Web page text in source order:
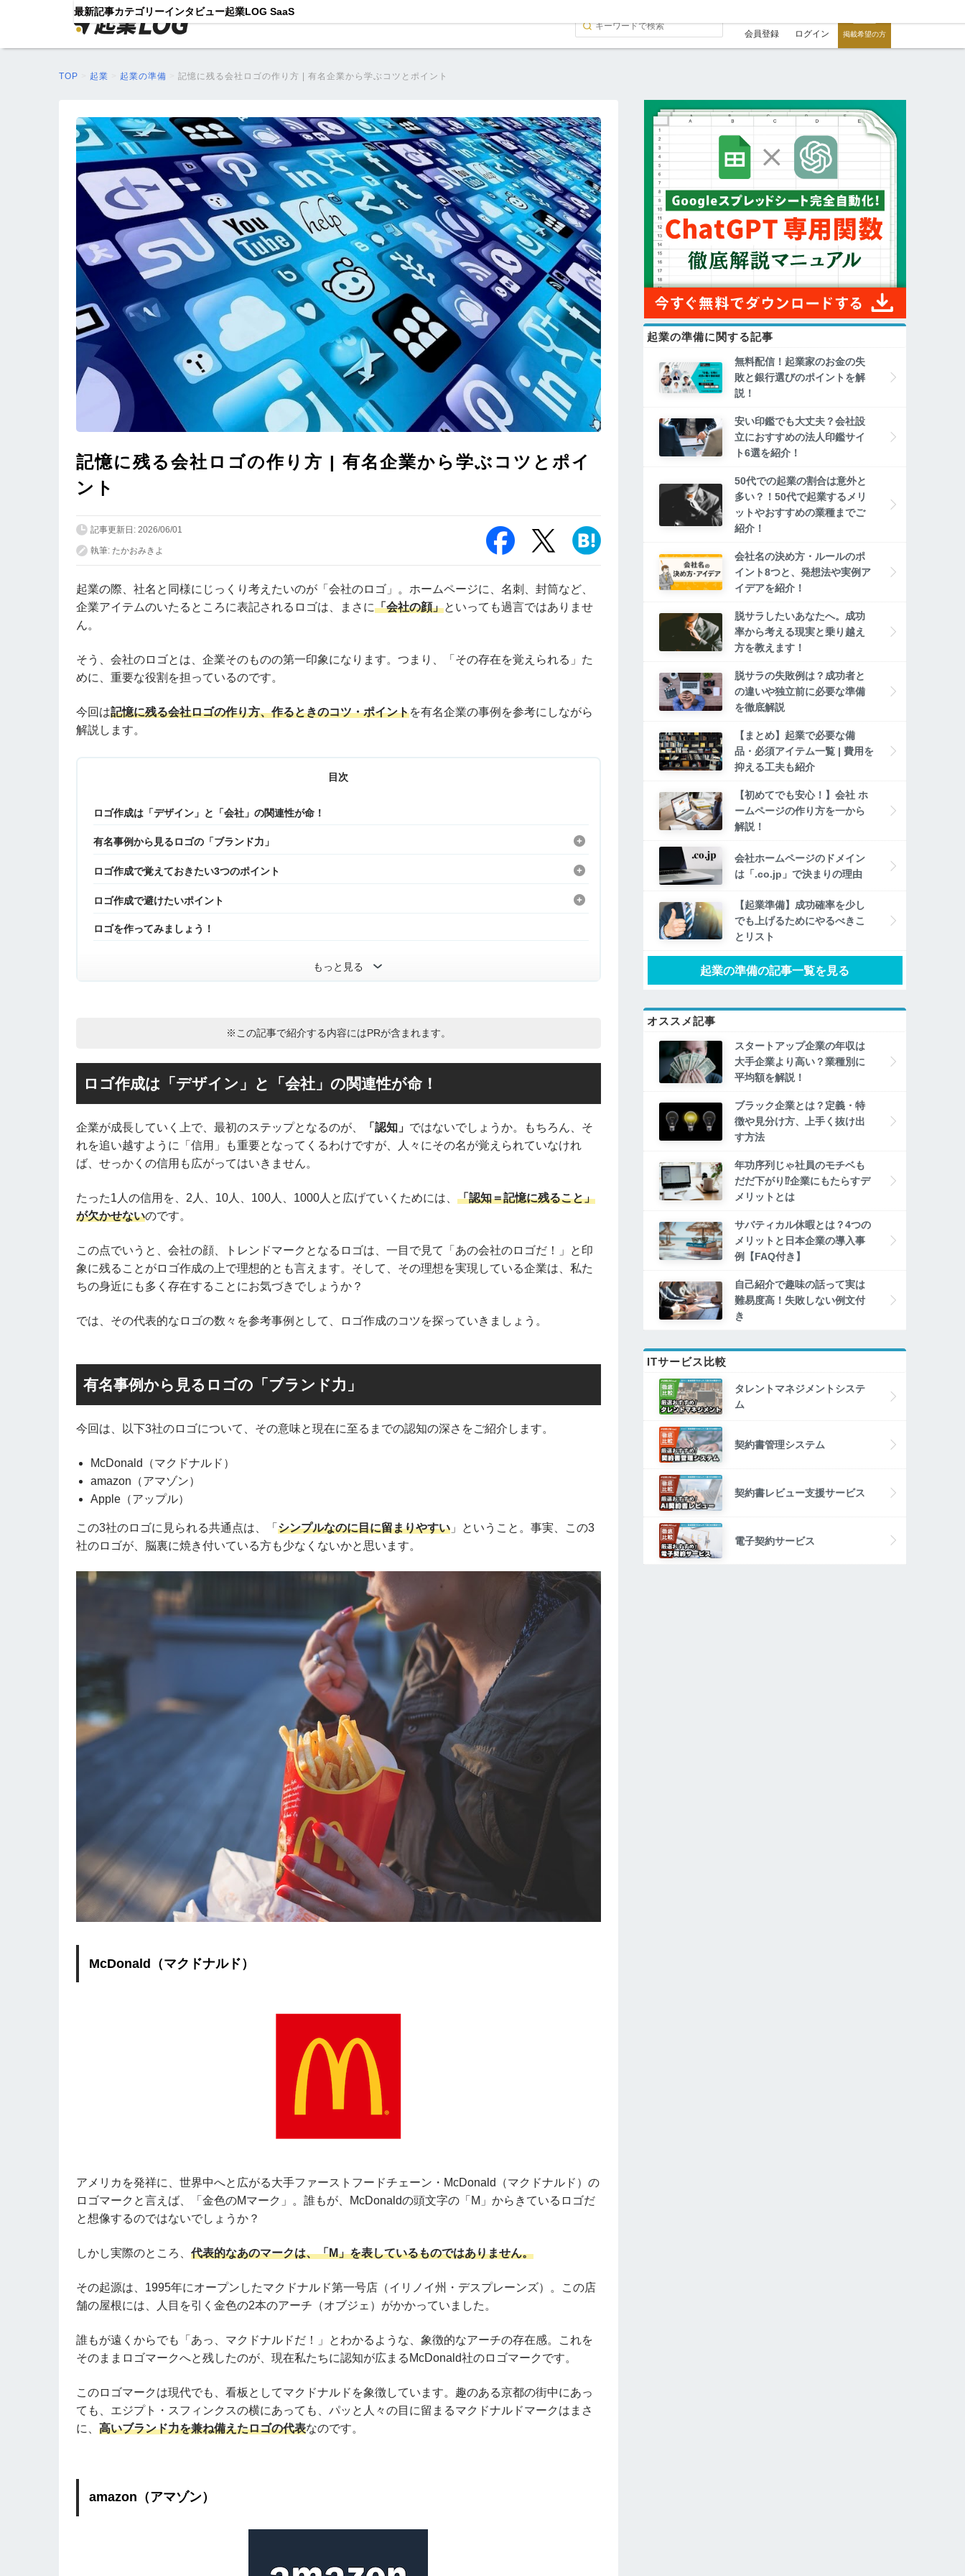
最新記事カテゴリーインタビュー起業LOG SaaS
会員登録 ログイン 掲載希望の方
TOP 起業 起業の準備 記憶に残る会社ロゴの作り方 | 有名企業から学ぶコツとポイント
記憶に残る会社ロゴの作り方 | 有名企業から学ぶコツとポイ
ント
記事更新日: 2026/06/01
執筆: たかおみきよ
起業の際、社名と同様にじっくり考えたいのが「会社のロゴ」。ホームページに、名刺、封筒など、
企業アイテムのいたるところに表記されるロゴは、まさに「会社の顔」といっても過言ではありませ
ん。
そう、会社のロゴとは、企業そのものの第一印象になります。つまり、「その存在を覚えられる」た
めに、重要な役割を担っているのです。
今回は記憶に残る会社ロゴの作り方、作るときのコツ・ポイントを有名企業の事例を参考にしながら
解説します。
目次
ロゴ作成は「デザイン」と「会社」の関連性が命！
有名事例から見るロゴの「ブランド力」
ロゴ作成で覚えておきたい3つのポイント
ロゴ作成で避けたいポイント
ロゴを作ってみましょう！
もっと見る
※この記事で紹介する内容にはPRが含まれます。
ロゴ作成は「デザイン」と「会社」の関連性が命！
企業が成長していく上で、最初のステップとなるのが、 「認知」 ではないでしょうか。もちろん、そ
れを追い越すように「信用」も重要となってくるわけですが、人々にその名が覚えられていなけれ
ば、せっかくの信用も広がってはいきません。
たった1人の信用を、2人、10人、100人、1000人と広げていくためには、 「認知＝記憶に残ること」
が欠かせないのです。
この点でいうと、会社の顔、トレンドマークとなるロゴは、一目で見て「あの会社のロゴだ！」と印
象に残ることがロゴ作成の上で理想的とも言えます。そして、その理想を実現している企業は、私た
ちの身近にも多く存在することにお気づきでしょうか？
では、その代表的なロゴの数々を参考事例として、ロゴ作成のコツを探っていきましょう。
有名事例から見るロゴの「ブランド力」
今回は、以下3社のロゴについて、その意味と現在に至るまでの認知の深さをご紹介します。
McDonald（マクドナルド）
amazon（アマゾン）
Apple（アップル）
この3社のロゴに見られる共通点は、「 シンプルなのに目に留まりやすい 」ということ。事実、この3
社のロゴが、脳裏に焼き付いている方も少なくないかと思います。
McDonald（マクドナルド）
アメリカを発祥に、世界中へと広がる大手ファーストフードチェーン・McDonald（マクドナルド）の
ロゴマークと言えば、「金色のMマーク」。誰もが、McDonaldの頭文字の「M」からきているロゴだ
と想像するのではないでしょうか？
しかし実際のところ、 代表的なあのマークは、「M」を表しているものではありません。
その起源は、1995年にオープンしたマクドナルド第一号店（イリノイ州・デスプレーンズ）。この店
舗の屋根には、人目を引く金色の2本のアーチ（オブジェ）がかかっていました。
誰もが遠くからでも「あっ、マクドナルドだ！」とわかるような、象徴的なアーチの存在感。これを
そのままロゴマークへと残したのが、現在私たちに認知が広まるMcDonald社のロゴマークです。
このロゴマークは現代でも、看板としてマクドナルドを象徴しています。趣のある京都の街中にあっ
ても、エジプト・スフィンクスの横にあっても、パッと人々の目に留まるマクドナルドマークはまさ
に、 高いブランド力を兼ね備えたロゴの代表なのです。
amazon（アマゾン）
起業の準備に関する記事
無料配信！起業家のお金の失
敗と銀行選びのポイントを解
説！
安い印鑑でも大丈夫？会社設
立におすすめの法人印鑑サイ
ト6選を紹介！
50代での起業の割合は意外と
多い？！50代で起業するメリ
ットやおすすめの業種までご
紹介！
会社名の決め方・ルールのポ
イント8つと、発想法や実例ア
イデアを紹介！
脱サラしたいあなたへ。成功
率から考える現実と乗り越え
方を教えます！
脱サラの失敗例は？成功者と
の違いや独立前に必要な準備
を徹底解説
【まとめ】起業で必要な備
品・必須アイテム一覧 | 費用を
抑える工夫も紹介
【初めてでも安心！】会社 ホ
ームページの作り方を一から
解説！
会社ホームページのドメイン
は「.co.jp」で決まりの理由
【起業準備】成功確率を少し
でも上げるためにやるべきこ
とリスト
起業の準備の記事一覧を見る
オススメ記事
スタートアップ企業の年収は
大手企業より高い？業種別に
平均額を解説！
ブラック企業とは？定義・特
徴や見分け方、上手く抜け出
す方法
年功序列じゃ社員のモチベも
だだ下がり⁉企業にもたらすデ
メリットとは
サバティカル休暇とは？4つの
メリットと日本企業の導入事
例【FAQ付き】
自己紹介で趣味の話って実は
難易度高！失敗しない例文付
き
ITサービス比較
タレントマネジメントシステ
ム
契約書管理システム
契約書レビュー支援サービス
電子契約サービス